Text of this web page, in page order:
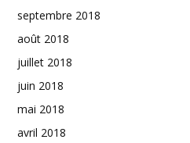
septembre 2018
août 2018
juillet 2018
juin 2018
mai 2018
avril 2018